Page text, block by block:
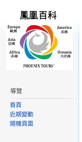
導覽
首頁
近期變動
隨機頁面